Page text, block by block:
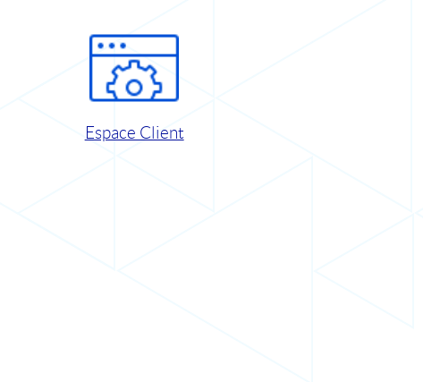
Espace Client